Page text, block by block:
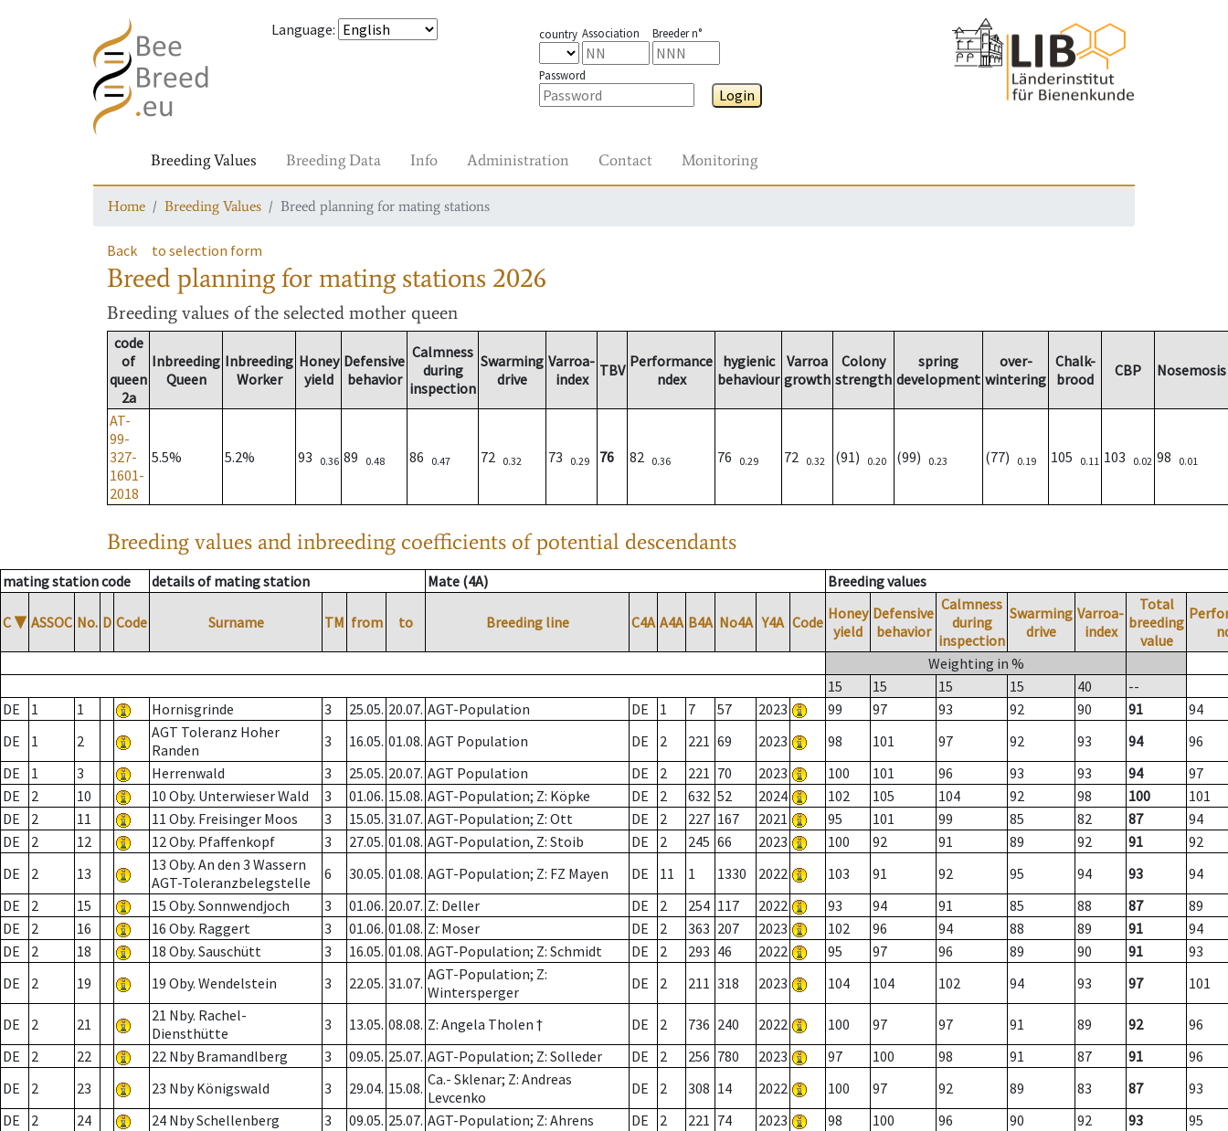
Language: country Association Breeder n°
Password
Login
Breeding Values Breeding Data Info Administration Contact Monitoring
Home Breeding Values Breed planning for mating stations
Back to selection form
Breed planning for mating stations 2026
Breeding values of the selected mother queen
code
of
queen
2a
Inbreeding
Queen
Inbreeding
Worker
Honey
yield
Defensive
behavior
Calmness
during
inspection
Swarming
drive
Varroa-
index
TBV Performance
ndex
hygienic
behaviour
Varroa
growth
Colony
strength
spring
development
over-
wintering
Chalk-
brood
CBP Nosemosis
AT-
99-
327-
1601-
2018
5.5% 5.2% 93 0.36 89 0.48 86 0.47 72 0.32 73 0.29 76 82 0.36 76 0.29 72 0.32 (91) 0.20 (99) 0.23 (77) 0.19 105 0.11 103 0.02 98 0.01
Breeding values and inbreeding coefficients of potential descendants
mating station code details of mating station Mate (4A) Breeding values
C ▼ ASSOC No. D Code Surname TM from to Breeding line C4A A4A B4A No4A Y4A Code Honey
yield
Defensive
behavior
Calmness
during
inspection
Swarming
drive
Varroa-
index
Total
breeding
value
Weighting in %
15
15 15 15 40
--
DE
1 1 Hornisgrinde 3 25.05. 20.07. AGT-Population DE 1 7 57 2023 99 97 93 92 90 91
94
DE
1 2
AGT Toleranz Hoher
Randen
3 16.05. 01.08. AGT Population DE 2 221 69 2023 98 101 97 92 93 94
96
DE
1 3 Herrenwald 3 25.05. 20.07. AGT Population DE 2 221 70 2023 100 101 96 93 93 94
97
DE
2 10 10 Oby. Unterwieser Wald 3 01.06. 15.08. AGT-Population; Z: Köpke DE 2 632 52 2024 102 105 104 92 98 100
101
DE
2 11 11 Oby. Freisinger Moos 3 15.05. 31.07. AGT-Population; Z: Ott DE 2 227 167 2021 95 101 99 85 82 87
94
DE
2 12 12 Oby. Pfaffenkopf 3 27.05. 01.08. AGT-Population, Z: Stoib DE 2 245 66 2023 100 92 91 89 92 91
92
DE
2 13
13 Oby. An den 3 Wassern
AGT-Toleranzbelegstelle
6 30.05. 01.08. AGT-Population; Z: FZ Mayen DE 11 1 1330 2022 103 91 92 95 94 93
94
DE
2 15 15 Oby. Sonnwendjoch 3 01.06. 20.07. Z: Deller DE 2 254 117 2022 93 94 91 85 88 87
89
DE
2 16 16 Oby. Raggert 3 01.06. 01.08. Z: Moser DE 2 363 207 2023 102 96 94 88 89 91
94
DE
2 18 18 Oby. Sauschütt 3 16.05. 01.08. AGT-Population; Z: Schmidt DE 2 293 46 2022 95 97 96 89 90 91
93
DE
2 19 19 Oby. Wendelstein 3 22.05. 31.07. AGT-Population; Z:
Wintersperger
DE 2 211 318 2023 104 104 102 94 93 97 101
DE 2 21
21 Nby. Rachel-
Diensthütte
3 13.05. 08.08. Z: Angela Tholen † DE 2 736 240 2022 100 97 97 91 89 92
96
DE
2 22 22 Nby Bramandlberg 3 09.05. 25.07. AGT-Population; Z: Solleder DE 2 256 780 2023 97 100 98 91 87 91
96
DE
2 23 23 Nby Königswald 3 29.04. 15.08. Ca.- Sklenar; Z: Andreas
Levcenko
DE 2 308 14 2022 100 97 92 89 83 87
93
DE
2 24 24 Nby Schellenberg 3 09.05. 25.07. AGT-Population; Z: Ahrens DE 2 221 74 2023 98 100 96 90 92 93
95